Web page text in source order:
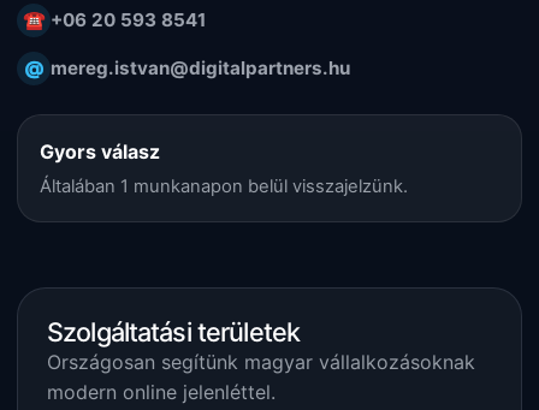
☎ +06 20 593 8541
@ mereg.istvan@digitalpartners.hu
Gyors válasz
Általában 1 munkanapon belül visszajelzünk.
Szolgáltatási területek
Országosan segítünk magyar vállalkozásoknak
modern online jelenléttel.